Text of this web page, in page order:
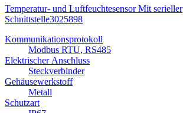
Temperatur- und Luftfeuchtesensor Mit serieller
Schnittstelle3025898
Kommunikationsprotokoll
Modbus RTU, RS485
Elektrischer Anschluss
Steckverbinder
Gehäusewerkstoff
Metall
Schutzart